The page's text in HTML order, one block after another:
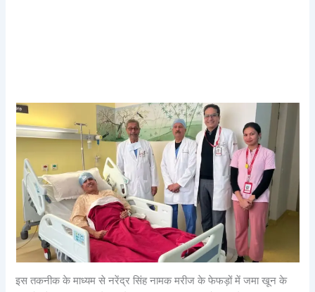
इस तकनीक के माध्यम से नरेंद्र सिंह नामक मरीज के फेफड़ों में जमा खून के